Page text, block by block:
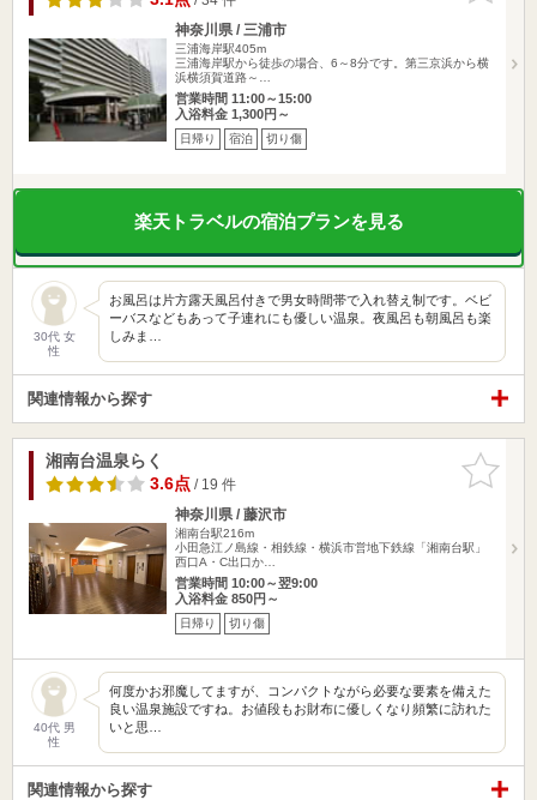
神奈川県 / 三浦市
三浦海岸駅405m
三浦海岸駅から徒歩の場合、6～8分です。第三京浜から横
浜横須賀道路～…
営業時間 11:00～15:00
入浴料金 1,300円～
日帰り 宿泊 切り傷
楽天トラベルの宿泊プランを見る
30代 女
性
お風呂は片方露天風呂付きで男女時間帯で入れ替え制です。ベビ
ーバスなどもあって子連れにも優しい温泉。夜風呂も朝風呂も楽
しみま…
関連情報から探す
お気に入
りに追加
湘南台温泉らく
3.6点/ 19 件
神奈川県 / 藤沢市
湘南台駅216m
小田急江ノ島線・相鉄線・横浜市営地下鉄線「湘南台駅」
西口A・C出口か…
営業時間 10:00～翌9:00
入浴料金 850円～
日帰り 切り傷
40代 男
性
何度かお邪魔してますが、コンパクトながら必要な要素を備えた
良い温泉施設ですね。お値段もお財布に優しくなり頻繁に訪れた
いと思…
関連情報から探す